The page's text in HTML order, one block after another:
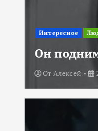
Интересное
Он
От Алексей